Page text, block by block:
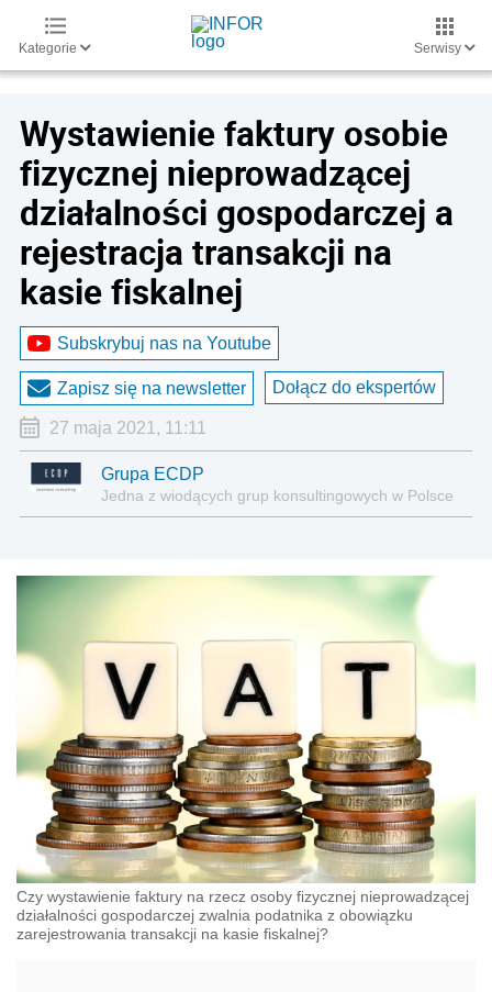
Kategorie Serwisy
Wystawienie faktury osobie
fizycznej nieprowadzącej
działalności gospodarczej a
rejestracja transakcji na
kasie fiskalnej
Subskrybuj nas na Youtube
Zapisz się na newsletter Dołącz do ekspertów
27 maja 2021, 11:11
Grupa ECDP
Jedna z wiodących grup konsultingowych w Polsce
Czy wystawienie faktury na rzecz osoby fizycznej nieprowadzącej
działalności gospodarczej zwalnia podatnika z obowiązku
zarejestrowania transakcji na kasie fiskalnej?